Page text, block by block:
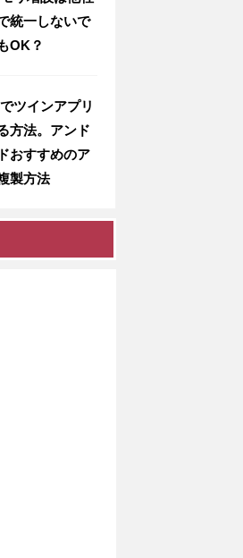
統一しないで
OK？
ツインアプリ
方法。アンド
おすすめのア
製方法